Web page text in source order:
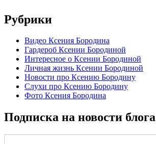
Рубрики
Видео Ксения Бородина
Гардероб Ксении Бородиной
Интересное о Ксении Бородиной
Личная жизнь Ксении Бородиной
Новости про Ксению Бородину
Слухи про Ксению Бородину
Фото Ксения Бородина
Подписка на новости блога